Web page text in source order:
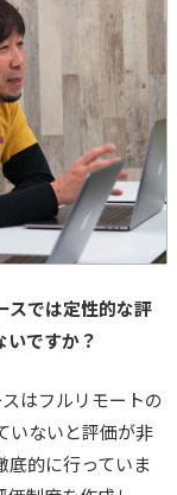
では定性的な評
ですか？
はフルリモートの
いないと評価が非
底的に行っていま